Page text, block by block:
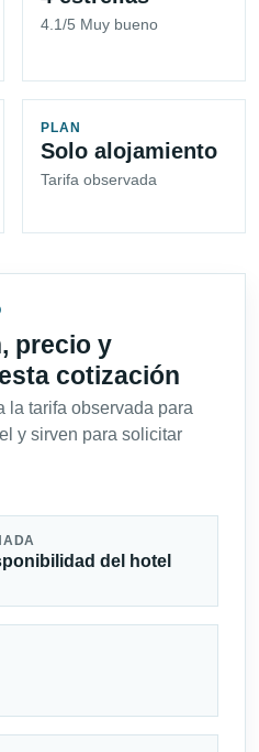
4.1/5 Muy bueno
PLAN
Solo alojamiento
Tarifa observada
precio y
cotización
la tarifa observada para
y sirven para solicitar
del hotel